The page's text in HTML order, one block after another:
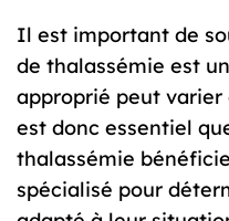
Il est important de
de thalassémie est
approprié peut varier
est donc essentiel
thalassémie
spécialisé pour